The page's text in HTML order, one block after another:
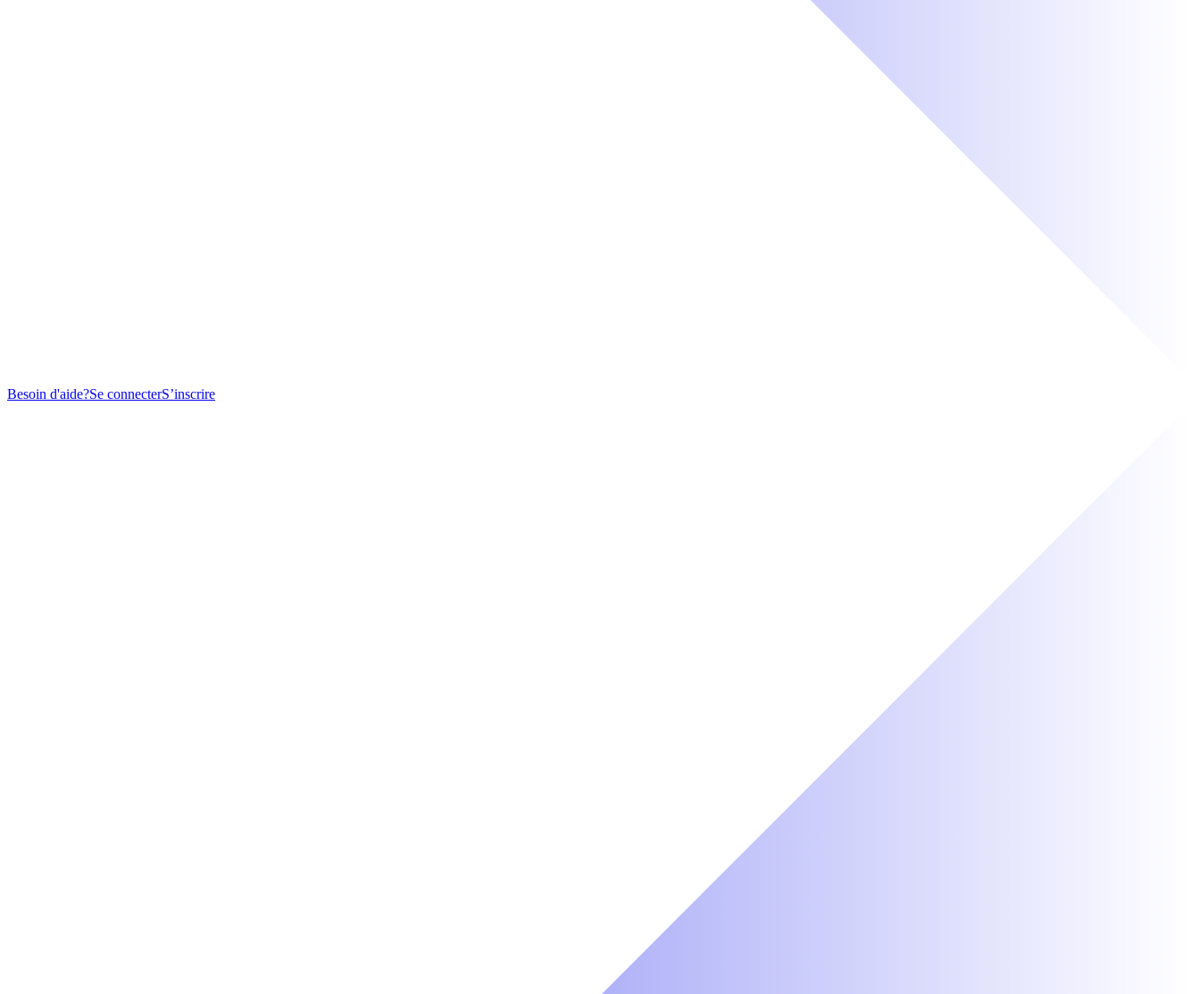
Besoin d'aide?Se connecterS’inscrire